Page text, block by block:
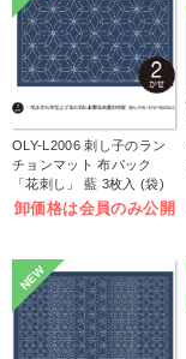
OLY-L2006 刺し子のラン
チョンマット 布パック
「花刺し」 藍 3枚入 (袋)
卸価格は会員のみ公開
NEW